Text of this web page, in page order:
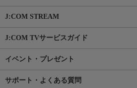
J:COM STREAM
J:COM TVサービスガイド
イベント・プレゼント
サポート・よくある質問